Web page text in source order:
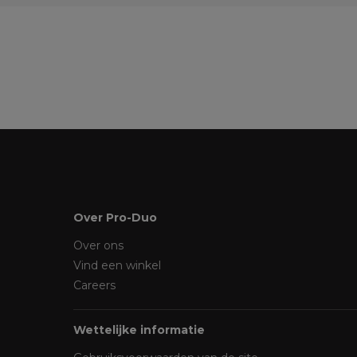
Over Pro-Duo
Over ons
Vind een winkel
Careers
Wettelijke informatie